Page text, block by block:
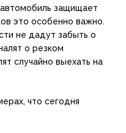
защищает
это особенно важно.
не дадут забыть о
о резком
случайно выехать на
что сегодня